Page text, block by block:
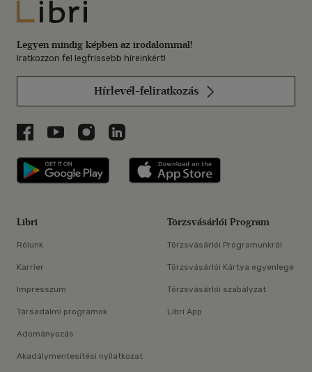
Libri
Legyen mindig képben az irodalommal!
Iratkozzon fel legfrissebb híreinkért!
Hírlevél-feliratkozás
Libri a Facebookon
Libri a Youtube-on
Libri az Instagramon
Libri a LinkedInen
Libri applikáció Szerezd meg: Google
Libri
Rólunk
Karrier
Impresszum
Társadalmi programok
Adományozás
Akadálymentesítési nyilatkozat
Törzsvásárlói Program
Törzsvásárlói Programunkról
Törzsvásárlói Kártya egyenlege
Törzsvásárlói szabályzat
Libri App